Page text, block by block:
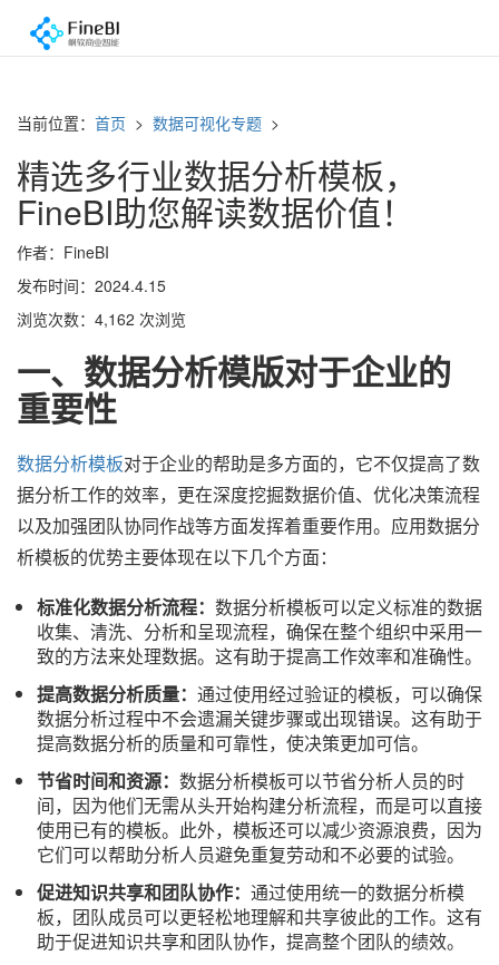
当前位置： 首页 > 数据可视化专题 >
精选多行业数据分析模板，
FineBI助您解读数据价值！
作者：FineBI
发布时间：2024.4.15
浏览次数：4,162 次浏览
一、 数据分析模版对于企业的
重要性
数据分析模板对于企业的帮助是多方面的，它不仅提高了数
据分析工作的效率，更在深度挖掘数据价值、优化决策流程
以及加强团队协同作战等方面发挥着重要作用。应用数据分
析模板的优势主要体现在以下几个方面：
标准化数据分析流程： 数据分析模板可以定义标准的数据
收集、清洗、分析和呈现流程，确保在整个组织中采用一
致的方法来处理数据。这有助于提高工作效率和准确性。
提高数据分析质量： 通过使用经过验证的模板，可以确保
数据分析过程中不会遗漏关键步骤或出现错误。这有助于
提高数据分析的质量和可靠性，使决策更加可信。
节省时间和资源： 数据分析模板可以节省分析人员的时
间，因为他们无需从头开始构建分析流程，而是可以直接
使用已有的模板。此外，模板还可以减少资源浪费，因为
它们可以帮助分析人员避免重复劳动和不必要的试验。
促进知识共享和团队协作： 通过使用统一的数据分析模
板，团队成员可以更轻松地理解和共享彼此的工作。这有
助于促进知识共享和团队协作，提高整个团队的绩效。